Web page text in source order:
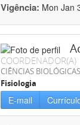
Vigência: Mon Jan
COORDENADOR(A)
CIÊNCIAS BIOLÓGICAS
Fisiologia
E-mail